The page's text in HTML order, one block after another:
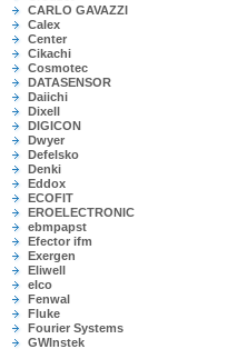
CARLO GAVAZZI
Calex
Center
Cikachi
Cosmotec
DATASENSOR
Daiichi
Dixell
DIGICON
Dwyer
Defelsko
Denki
Eddox
ECOFIT
EROELECTRONIC
ebmpapst
Efector ifm
Exergen
Eliwell
elco
Fenwal
Fluke
Fourier Systems
GWInstek